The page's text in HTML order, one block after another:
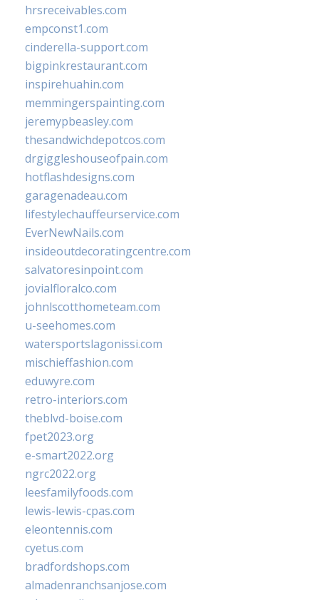
hrsreceivables.com
empconst1.com
cinderella-support.com
bigpinkrestaurant.com
inspirehuahin.com
memmingerspainting.com
jeremypbeasley.com
thesandwichdepotcos.com
drgiggleshouseofpain.com
hotflashdesigns.com
garagenadeau.com
lifestylechauffeurservice.com
EverNewNails.com
insideoutdecoratingcentre.com
salvatoresinpoint.com
jovialfloralco.com
johnlscotthometeam.com
u-seehomes.com
watersportslagonissi.com
mischieffashion.com
eduwyre.com
retro-interiors.com
theblvd-boise.com
fpet2023.org
e-smart2022.org
ngrc2022.org
leesfamilyfoods.com
lewis-lewis-cpas.com
eleontennis.com
cyetus.com
bradfordshops.com
almadenranchsanjose.com